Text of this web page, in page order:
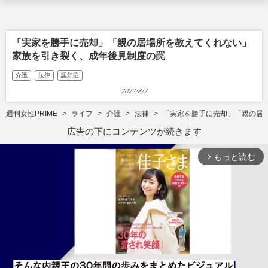
「実家を勝手に売却」「親の居場所を教えてくれない」
家族を引き裂く、成年後見制度の罠
介護 法律 認知症
2022/8/7
週刊女性PRIME ライフ 介護 法律 「実家を勝手に売却」「親の
広告の下にコンテンツが続きます
arrow_forward_ios もっと読む